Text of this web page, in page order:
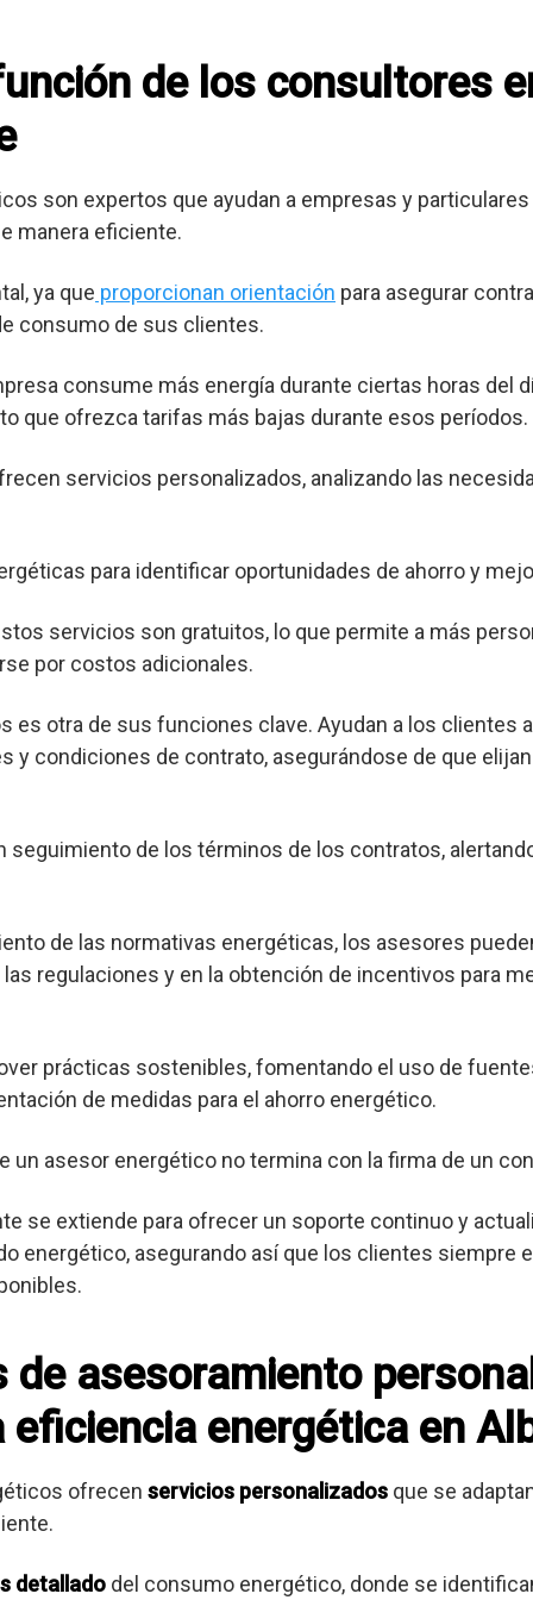
de los consultores
son expertos que ayudan a empresas y
manera eficiente.
ya que proporcionan orientación para asegurar
consumo de sus clientes.
consume más energía durante ciertas horas del
que ofrezca tarifas más bajas durante esos períodos.
servicios personalizados, analizando las
para identificar oportunidades de ahorro y
servicios son gratuitos, lo que permite a más
por costos adicionales.
es otra de sus funciones clave. Ayudan a los clientes
y condiciones de contrato, asegurándose de que
seguimiento de los términos de los contratos,
de las normativas energéticas, los asesores
regulaciones y en la obtención de incentivos para
prácticas sostenibles, fomentando el uso de
de medidas para el ahorro energético.
un asesor energético no termina con la firma de un
se extiende para ofrecer un soporte continuo y
energético, asegurando así que los clientes siempre
de asesoramiento
energética en
ofrecen servicios personalizados que se
detallado del consumo energético, donde se